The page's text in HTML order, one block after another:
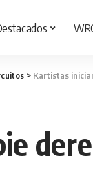
> Kartistas